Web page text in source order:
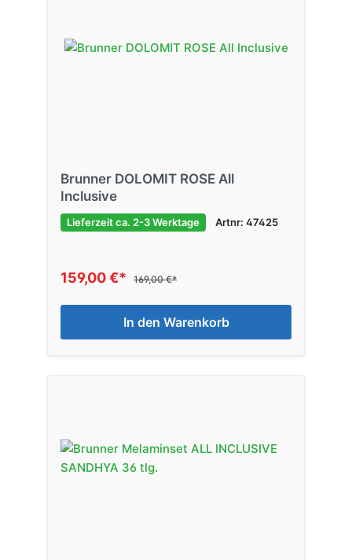
Brunner DOLOMIT ROSE All
Inclusive
Lieferzeit ca. 2-3 Werktage Artnr: 47425
159,00 €* 169,00 €*
In den Warenkorb